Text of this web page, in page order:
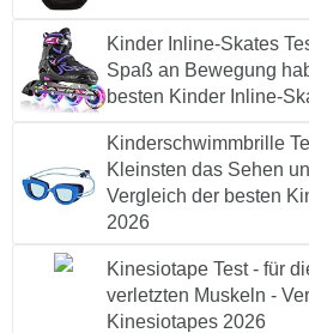
Kinder Inline-Skates
Spaß an Bewegung
besten Kinder Inline-
Kinderschwimmbrille
Kleinsten das Sehen
Vergleich der besten
2026
Kinesiotape Test - für
verletzten Muskeln -
Kinesiotapes 2026